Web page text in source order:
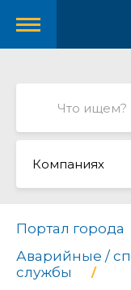
Компаниях
Портал города
Аварийные /
службы